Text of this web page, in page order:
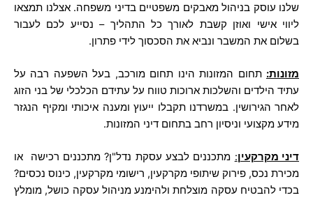
שלנו עוסק בניהול מאבקים משפטיים בדיני משפחה. אצלנו תמצאו
ליווי אישי ואוזן קשבת לאורך כל התהליך – נסייע לכם לעבור
בשלום את המשבר ונביא את הסכסוך לידי פתרון.
מזונות: תחום המזונות הינו תחום מורכב, בעל השפעה רבה על
עתיד הילדים והשלכות ארוכות טווח על עתידם הכלכלי של בני הזוג
לאחר הגירושין. במשרדנו תקבלו ייעוץ ומענה איכותי ומקיף הנגזר
מידע מקצועי וניסיון רחב בתחום דיני המזונות.
דיני מקרקעין: מתכננים לבצע עסקת נדל"ן? מתכננים רכישה או
מכירת נכס, פירוק שיתופי מקרקעין, רישומי מקרקעין, כינוס נכסים?
בכדי להבטיח עסקה מוצלחת ולהימנע מניהול עסקה כושל, מומלץ